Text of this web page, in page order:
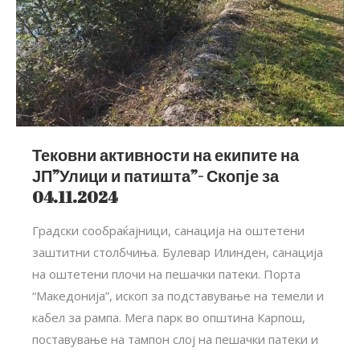
Тековни активности на екипите на
ЈП”Улици и патишта”- Скопје за
04.11.2024
Градски сообраќајници, санација на оштетени
заштитни столбчиња. Булевар Илинден, санација
на оштетени плочи на пешачки патеки. Порта
“Македонија”, ископ за подставување на темели и
кабел за рампа. Мега парк во општина Карпош,
поставување на тампон слој на пешачки патеки и